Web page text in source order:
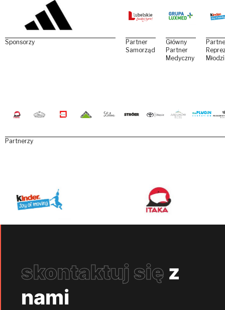
Sponsorzy
Partner
Samorządowy
Główny
Partner
Medyczny
Partnerzy
skontaktuj się z
nami